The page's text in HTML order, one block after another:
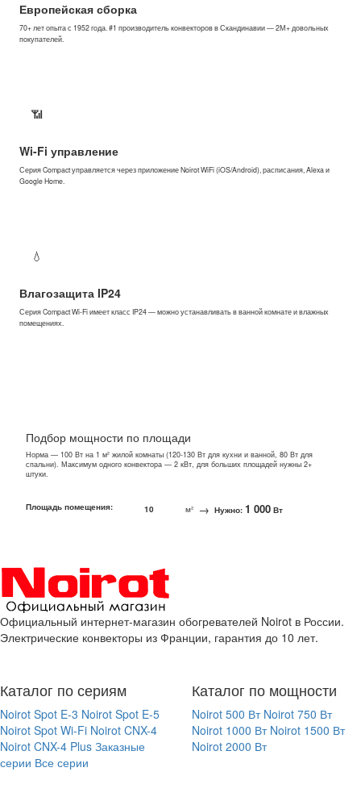
Европейская сборка
70+ лет опыта с 1952 года. #1 производитель конвекторов в Скандинавии — 2М+ довольных
покупателей.
📶
Wi-Fi управление
Серия Compact управляется через приложение Noirot WiFi (iOS/Android), расписания, Alexa и
Google Home.
💧
Влагозащита IP24
Серия Compact Wi-Fi имеет класс IP24 — можно устанавливать в ванной комнате и влажных
помещениях.
Подбор мощности по площади
Норма — 100 Вт на 1 м² жилой комнаты (120-130 Вт для кухни и ванной, 80 Вт для
спальни). Максимум одного конвектора — 2 кВт, для больших площадей нужны 2+
штуки.
Площадь помещения: м² → Нужно: 1 000 Вт
Официальный интернет-магазин обогревателей Noirot в России.
Электрические конвекторы из Франции, гарантия до 10 лет.
Каталог по сериям
Noirot Spot E-3 Noirot Spot E-5
Noirot Spot Wi-Fi Noirot CNX-4
Noirot CNX-4 Plus Заказные
серии Все серии
Каталог по мощности
Noirot 500 Вт Noirot 750 Вт
Noirot 1000 Вт Noirot 1500 Вт
Noirot 2000 Вт